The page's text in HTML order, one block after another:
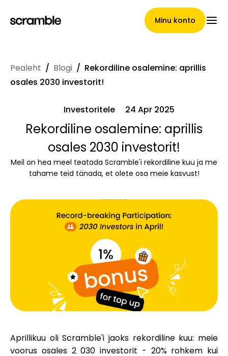
Minu konto
Pealeht
Nõuete loovutamise
tingimused
Brändi valik
Kalkulaatorid
Voorude ajalugu
Pealeht / Blogi / Rekordiline osalemine: aprillis
osales 2030 investorit!
Investoritele 24 Apr 2025
Rekordiline osalemine: aprillis
osales 2030 investorit!
Meil on hea meel teatada Scramble'i rekordiline kuu ja me
tahame teid tänada, et olete osa meie kasvust!
Aprillikuu oli Scramble'i jaoks rekordiline kuu: meie
voorus osales 2 030 investorit - 20% rohkem kui